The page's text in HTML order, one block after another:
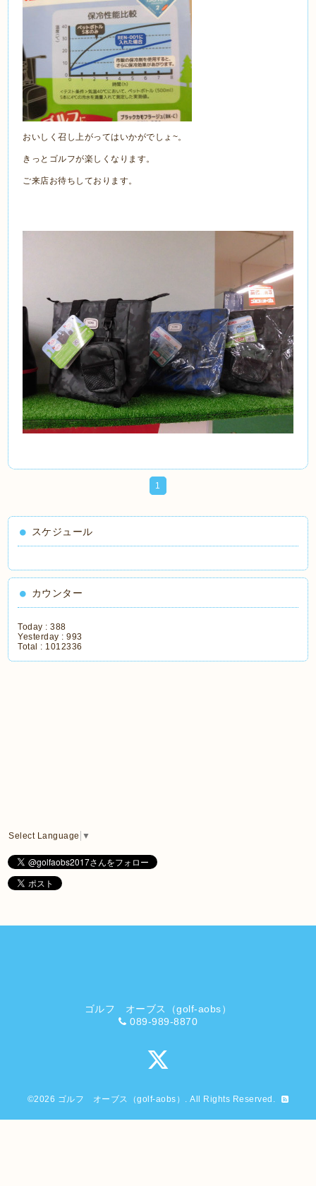
おいしく召し上がってはいかがでしょ~。
きっとゴルフが楽しくなります。
ご来店お待ちしております。
1
スケジュール
カウンター
Today :388
Yesterday :993
Total : 1012336
Select Language ▼
ゴルフ オーブス（golf-aobs）
089-989-8870
©2026 ゴルフ オーブス（golf-aobs） . All Rights Reserved.